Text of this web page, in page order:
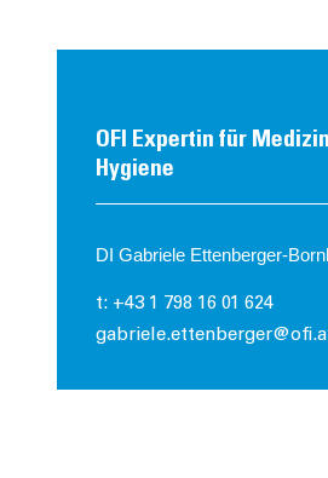
OFI Expertin für
Hygiene
DI Gabriele Ettenberger-
t: +43 1 798 16 01 624